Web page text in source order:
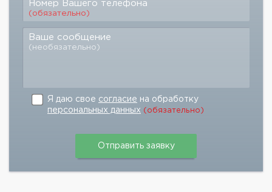
Номер Вашего телефона
(обязательно)
Ваше сообщение
(необязательно)
Я даю свое согласие на обработку
персональных данных (обязательно)